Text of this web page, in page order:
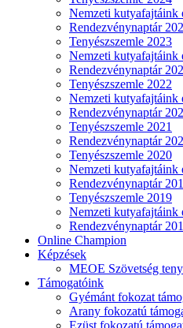
Nemzeti kutyafajtáink
Rendezvénynaptár
Tenyészszemle 2023
Nemzeti kutyafajtáink
Rendezvénynaptár
Tenyészszemle 2022
Nemzeti kutyafajtáink
Rendezvénynaptár
Tenyészszemle 2021
Rendezvénynaptár
Tenyészszemle 2020
Nemzeti kutyafajtáink
Rendezvénynaptár
Tenyészszemle 2019
Nemzeti kutyafajtáink
Rendezvénynaptár
Online Champion
Képzések
MEOE Szövetség
Támogatóink
Gyémánt fokozat
Arany fokozatú
Ezüst fokozatú